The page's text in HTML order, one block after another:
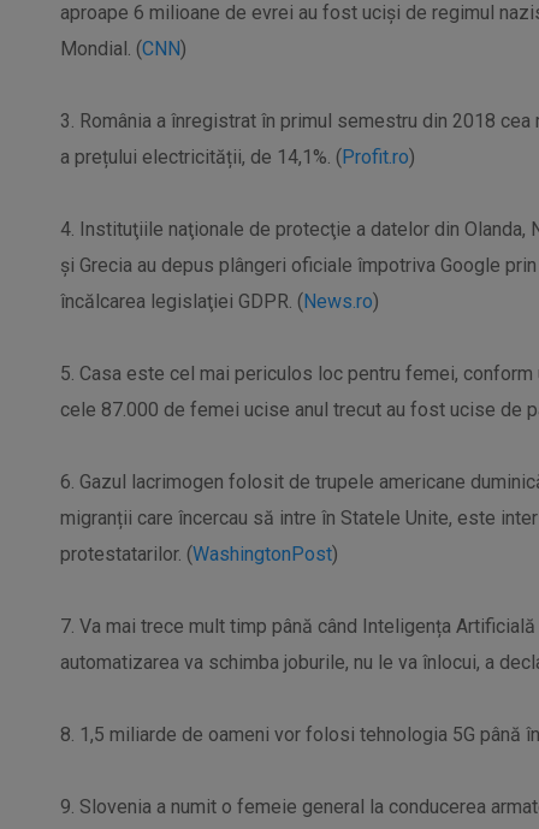
aproape 6 milioane de evrei au fost uciși de regimul
Mondial. (CNN)
3. România a înregistrat în primul semestru din 2018
a prețului electricității, de 14,1%. (Profit.ro)
4. Instituţiile naţionale de protecţie a datelor din Olanda,
şi Grecia au depus plângeri oficiale împotriva Google
încălcarea legislaţiei GDPR. (News.ro)
5. Casa este cel mai periculos loc pentru femei,
cele 87.000 de femei ucise anul trecut au fost ucise de
6. Gazul lacrimogen folosit de trupele americane
migranții care încercau să intre în Statele Unite, este
protestatarilor. (WashingtonPost)
7. Va mai trece mult timp până când Inteligența
automatizarea va schimba joburile, nu le va înlocui, a
8. 1,5 miliarde de oameni vor folosi tehnologia 5G până
9. Slovenia a numit o femeie general la conducerea